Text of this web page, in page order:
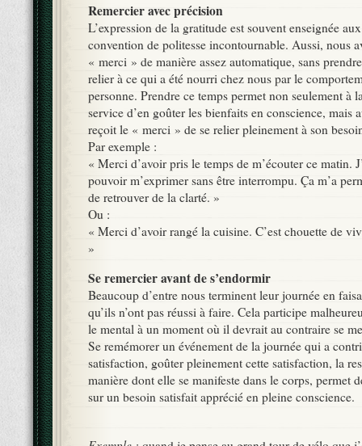
Remercier avec précision
L’expression de la gratitude est souvent enseignée
convention de politesse incontournable. Aussi, nous
« merci » de manière assez automatique, sans
relier à ce qui a été nourri chez nous par le
personne. Prendre ce temps permet non seulement à
service d’en goûter les bienfaits en conscience, mais
reçoit le « merci » de se relier pleinement à son
Par exemple :
« Merci d’avoir pris le temps de m’écouter ce matin.
pouvoir m’exprimer sans être interrompu. Ça m’a
de retrouver de la clarté. »
Ou :
« Merci d’avoir rangé la cuisine. C’est chouette de
»
Se remercier avant de s’endormir
Beaucoup d’entre nous terminent leur journée en
qu’ils n’ont pas réussi à faire. Cela participe
le mental à un moment où il devrait au contraire se
Se remémorer un événement de la journée qui a
satisfaction, goûter pleinement cette satisfaction, la
manière dont elle se manifeste dans le corps, permet
sur un besoin satisfait apprécié en pleine conscience.